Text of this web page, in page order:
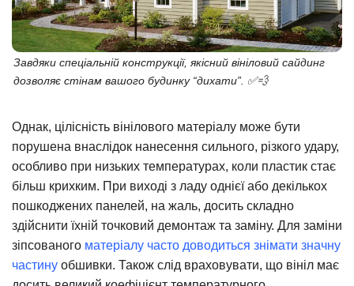
Завдяки спеціальній конструкції, якісний вініловий сайдинг
дозволяє стінам вашого будинку “дихати”. ✅💨
Однак, цілісність вінілового матеріалу може бути
порушена внаслідок нанесення сильного, різкого удару,
особливо при низьких температурах, коли пластик стає
більш крихким. При виході з ладу однієї або декількох
пошкоджених панелей, на жаль, досить складно
здійснити їхній точковий демонтаж та заміну. Для заміни
зіпсованого матеріалу часто доводиться знімати значну
частину обшивки. Також слід враховувати, що вініл має